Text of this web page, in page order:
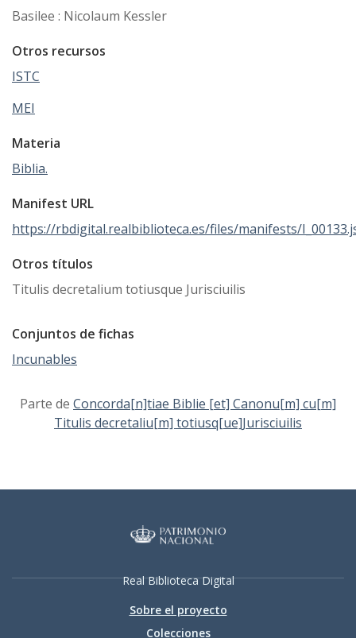
Basilee : Nicolaum Kessler
Otros recursos
ISTC
MEI
Materia
Biblia.
Manifest URL
https://rbdigital.realbiblioteca.es/files/manifests/
Otros títulos
Titulis decretalium totiusque Jurisciuilis
Conjuntos de fichas
Incunables
Parte de Concorda[n]tiae Biblie [et] Canonu[m] cu[m]
Titulis decretaliu[m] totiusq[ue]Jurisciuilis
Real Biblioteca Digital
Sobre el proyecto
Colecciones